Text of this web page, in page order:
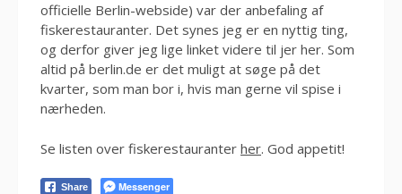
officielle Berlin-webside) var der anbefaling af
fiskerestauranter. Det synes jeg er en nyttig ting,
og derfor giver jeg lige linket videre til jer her. Som
altid på berlin.de er det muligt at søge på det
kvarter, som man bor i, hvis man gerne vil spise i
nærheden.
Se listen over fiskerestauranter her. God appetit!
Share Messenger